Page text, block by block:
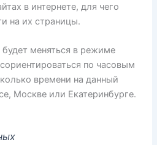
в интернете, для чего
на их страницы.
меняться в режиме
по часовым
времени на данный
Москве или Екатеринбурге.